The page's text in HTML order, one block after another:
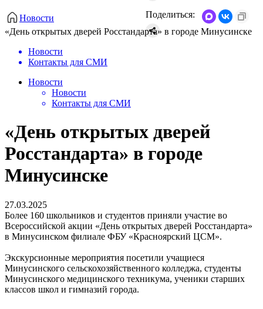
Новости
«День открытых дверей Росстандарта» в городе Минусинске
Поделиться:
Новости
Контакты для СМИ
Новости
Новости
Контакты для СМИ
«День открытых дверей
Росстандарта» в городе
Минусинске
27.03.2025
Более 160 школьников и студентов приняли участие во
Всероссийской акции «День открытых дверей Росстандарта»
в Минусинском филиале ФБУ «Красноярский ЦСМ».
Экскурсионные мероприятия посетили учащиеся
Минусинского сельскохозяйственного колледжа, студенты
Минусинского медицинского техникума, ученики старших
классов школ и гимназий города.